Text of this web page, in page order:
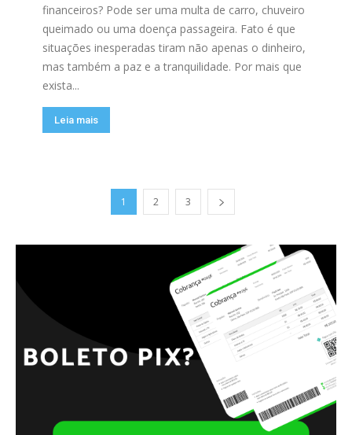
financeiros? Pode ser uma multa de carro, chuveiro
queimado ou uma doença passageira. Fato é que
situações inesperadas tiram não apenas o dinheiro,
mas também a paz e a tranquilidade. Por mais que
exista...
Leia mais
1 2 3